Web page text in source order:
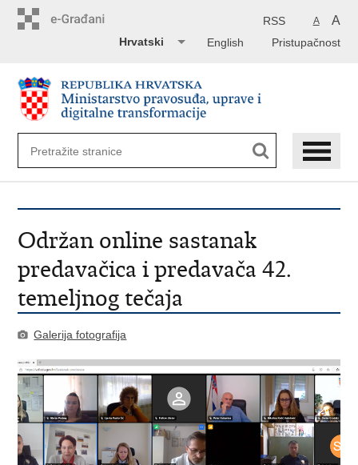
A A
RSS
Pristupačnost
English
Hrvatski
Održan online sastanak
predavačica i predavača 42.
temeljnog tečaja
Galerija fotografija